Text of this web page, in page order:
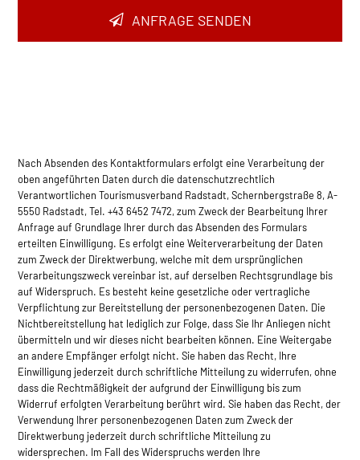
ANFRAGE SENDEN
Nach Absenden des Kontaktformulars erfolgt eine Verarbeitung der
oben angeführten Daten durch die datenschutzrechtlich
Verantwortlichen Tourismusverband Radstadt, Schernbergstraße 8, A-
5550 Radstadt, Tel. +43 6452 7472, zum Zweck der Bearbeitung Ihrer
Anfrage auf Grundlage Ihrer durch das Absenden des Formulars
erteilten Einwilligung. Es erfolgt eine Weiterverarbeitung der Daten
zum Zweck der Direktwerbung, welche mit dem ursprünglichen
Verarbeitungszweck vereinbar ist, auf derselben Rec­htsgrundlage bis
auf Widerspruch. Es besteht keine gesetzliche oder vertragliche
Verpflichtung zur Bereitstellung der personenbezogenen Daten. Die
Nichtbereitstellung hat lediglich zur Folge, dass Sie Ihr Anliegen nicht
übermitteln und wir dieses nicht bearbeiten können. Eine Weitergabe
an andere Empfänger erfolgt nicht. Sie haben das Recht, Ihre
Einwilligung jederzeit durch schriftliche Mitteilung zu widerrufen, ohne
dass die Rechtmäßigkeit der aufgrund der Einwilligung bis zum
Widerruf erfolgten Verarbeitung berührt wird. Sie haben das Recht, der
Verwendung Ihrer personenbezogenen Daten zum Zweck der
Direktwerbung jederzeit durch schriftliche Mitteilung zu
widersprechen. Im Fall des Widerspruchs werden Ihre